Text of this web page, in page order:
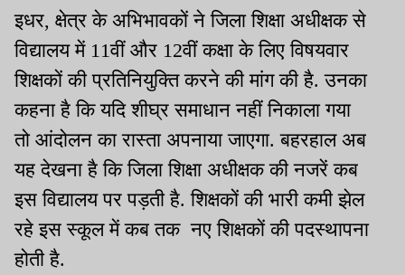
इधर, क्षेत्र के अभिभावकों ने जिला शिक्षा अधीक्षक से
विद्यालय में 11वीं और 12वीं कक्षा के लिए विषयवार
शिक्षकों की प्रतिनियुक्ति करने की मांग की है. उनका
कहना है कि यदि शीघ्र समाधान नहीं निकाला गया
तो आंदोलन का रास्ता अपनाया जाएगा. बहरहाल अब
यह देखना है कि जिला शिक्षा अधीक्षक की नजरें कब
इस विद्यालय पर पड़ती है. शिक्षकों की भारी कमी झेल
रहे इस स्कूल में कब तक नए शिक्षकों की पदस्थापना
होती है.